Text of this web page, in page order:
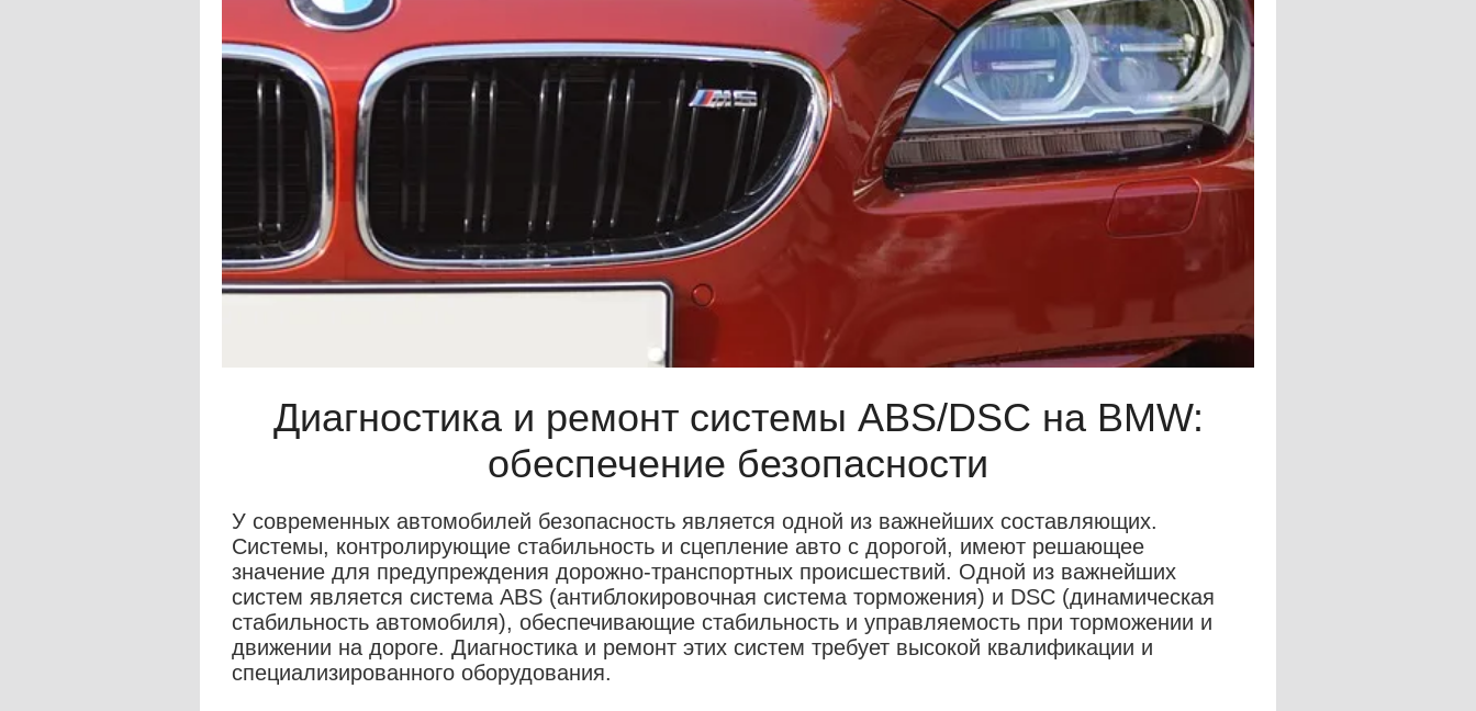
Диагностика и ремонт системы ABS/DSC на BMW:
обеспечение безопасности
У современных автомобилей безопасность является одной из важнейших составляющих.
Системы, контролирующие стабильность и сцепление авто с дорогой, имеют решающее
значение для предупреждения дорожно-транспортных происшествий. Одной из важнейших
систем является система ABS (антиблокировочная система торможения) и DSC (динамическая
стабильность автомобиля), обеспечивающие стабильность и управляемость при торможении и
движении на дороге. Диагностика и ремонт этих систем требует высокой квалификации и
специализированного оборудования.